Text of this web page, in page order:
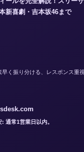
新喜劇・吉本坂46まで
く振り分ける、レスポンス重
通常1営業日以内。